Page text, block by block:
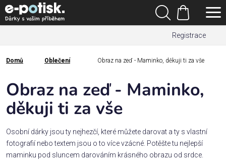
Přejít
na
obsah
Registrace
Hledat
Nákupní
košík
Kategorie
Dárek
Rodina
/
Domů
Domů Oblečení Obraz na zeď - Maminko, děkuji ti za vše
Obraz na zeď - Maminko,
děkuji ti za vše
Osobní dárky jsou ty nejhezčí, které můžete darovat a ty s vlastní
fotografií nebo textem jsou o to více vzácné. Potěšte tu nejlepší
maminku pod sluncem darováním krásného obrazu od srdce.